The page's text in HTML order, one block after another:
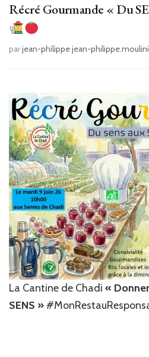
Récré Gourmande « Du
parjean-philippe jean-
La Cantine de Chadi «
SENS »